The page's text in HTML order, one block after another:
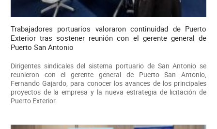
Trabajadores portuarios valoraron continuidad de Puerto
Exterior tras sostener reunión con el gerente general de
Puerto San Antonio
Dirigentes sindicales del sistema portuario de San Antonio se
reunieron con el gerente general de Puerto San Antonio,
Fernando Gajardo, para conocer los avances de los principales
proyectos de la empresa y la nueva estrategia de licitación de
Puerto Exterior.